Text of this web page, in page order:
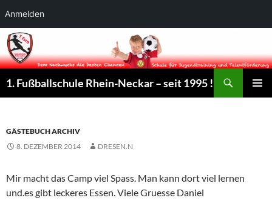
Anmelden
1. Fußballschule Rhein-Neckar – seit 1995 !
GÄSTEBUCH ARCHIV
8. DEZEMBER 2014
DRESEN.N
Mir macht das Camp viel Spass. Man kann dort viel lernen
und.es gibt leckeres Essen. Viele Gruesse Daniel